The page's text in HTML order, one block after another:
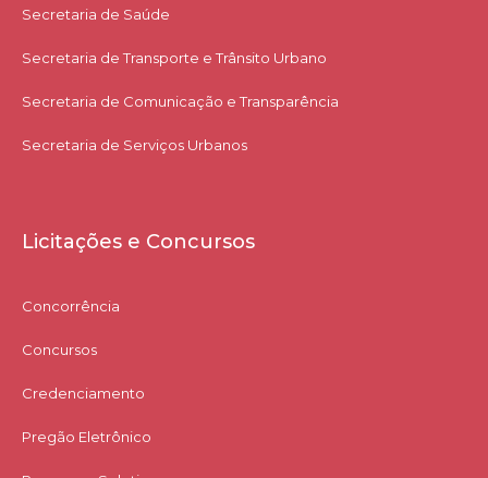
Secretaria de Saúde
Secretaria de Transporte e Trânsito Urbano
Secretaria de Comunicação e Transparência
Secretaria de Serviços Urbanos
Licitações e Concursos
Concorrência
Concursos
Credenciamento
Pregão Eletrônico